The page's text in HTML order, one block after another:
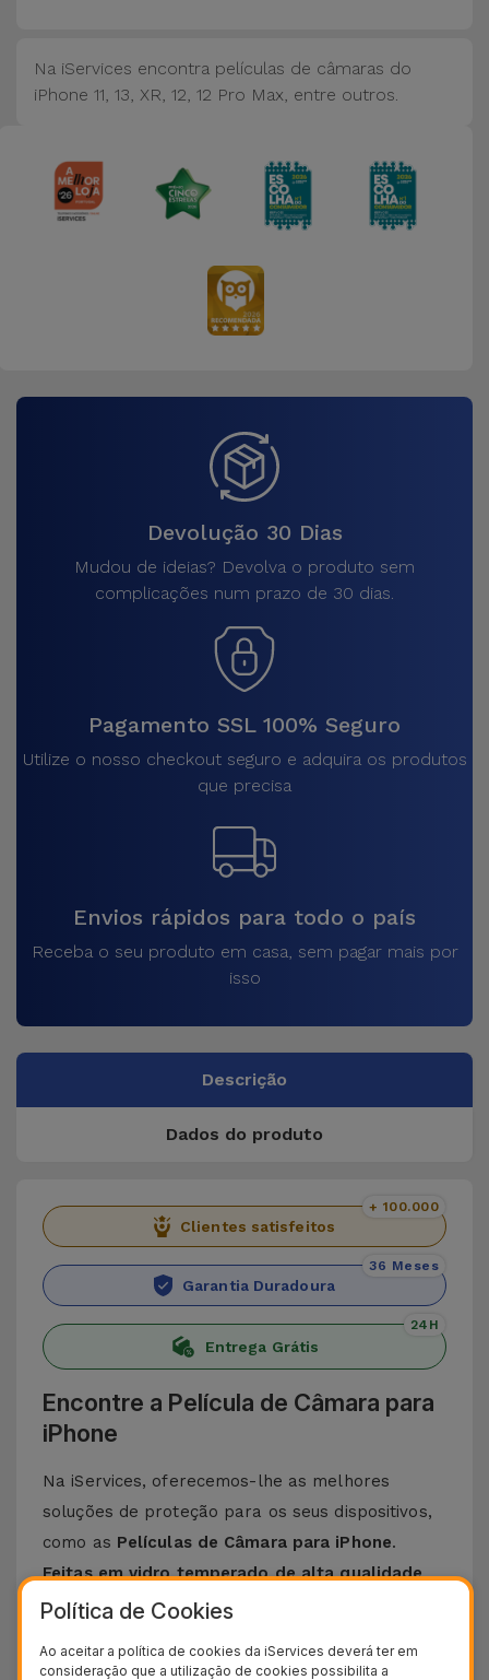
Acessórios
de
Acessórios
iPad e
Tablet
Na iServices encontra películas de câmaras do
iPhone 11, 13, XR, 12, 12 Pro Max, entre outros.
Devolução 30 Dias
Mudou de ideias? Devolva o produto sem
complicações num prazo de 30 dias.
Pagamento SSL 100% Seguro
Utilize o nosso checkout seguro e adquira os produtos
que precisa
Envios rápidos para todo o país
Receba o seu produto em casa, sem pagar mais por
isso
Descrição
Dados do produto
Clientes satisfeitos
+ 100.000
Garantia Duradoura
36 Meses
Entrega Grátis
24H
Encontre a Película de Câmara para
iPhone
Na iServices, oferecemos-lhe as melhores
soluções de proteção para os seus dispositivos,
como as Películas de Câmara para iPhone.
Feitas em vidro temperado de alta qualidade,
estas películas garantem a máxima proteção
embates ou outros danos que podem influenciar
Política de Cookies
Ao aceitar a política de cookies da iServices deverá ter em
consideração que a utilização de cookies possibilita a